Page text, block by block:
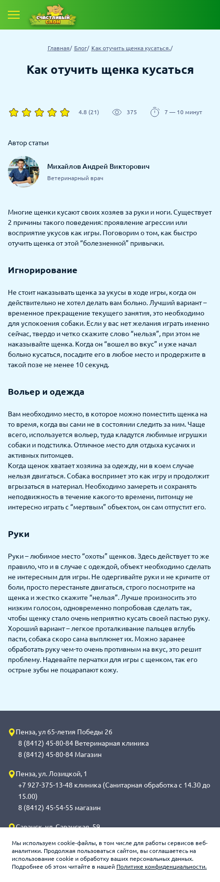
Мы используем cookie-файлы, в том числе для работы сервисов веб-
аналитики. Продолжая пользоваться сайтом, вы соглашаетесь на
использование cookie и обработку ваших персональных данных.
Подробнее об этом читайте в нашей Политике конфиденциальности.
Главная Блог Как отучить щенка кусаться.
Как отучить щенка кусаться
4.8 (21) 375 7 — 10 минут
Автор статьи
Михайлов Андрей Викторович
Ветеринарный врач
Многие щенки кусают своих хозяев за руки и ноги. Существует
2 причины такого поведения: проявление агрессии или
восприятие укусов как игры. Поговорим о том, как быстро
отучить щенка от этой “болезненной” привычки.
Игнорирование
Не стоит наказывать щенка за укусы в ходе игры, когда он
действительно не хотел делать вам больно. Лучший вариант –
временное прекращение текущего занятия, это необходимо
для успокоения собаки. Если у вас нет желания играть именно
сейчас, твердо и четко скажите слово “нельзя”, при этом не
наказывайте щенка. Когда он “вошел во вкус” и уже начал
больно кусаться, посадите его в любое место и продержите в
такой позе не менее 10 секунд.
Вольер и одежда
Вам необходимо место, в которое можно поместить щенка на
то время, когда вы сами не в состоянии следить за ним. Чаще
всего, используется вольер, туда кладутся любимые игрушки
собаки и подстилка. Отличное место для отдыха кусачих и
активных питомцев.
Когда щенок хватает хозяина за одежду, ни в коем случае
нельзя двигаться. Собака воспримет это как игру и продолжит
вгрызаться в материал. Необходимо замереть и сохранять
неподвижность в течение какого-то времени, питомцу не
интересно играть с “мертвым” объектом, он сам отпустит его.
Руки
Руки – любимое место “охоты” щенков. Здесь действует то же
правило, что и в случае с одеждой, объект необходимо сделать
не интересным для игры. Не одергивайте руки и не кричите от
боли, просто перестаньте двигаться, строго посмотрите на
щенка и жестко скажите “нельзя”. Лучше произносить это
низким голосом, одновременно попробовав сделать так,
чтобы щенку стало очень неприятно кусать своей пастью руку.
Хороший вариант – легкое проталкивание пальцев вглубь
пасти, собака скоро сама выплюнет их. Можно заранее
обработать руку чем-то очень противным на вкус, это решит
проблему. Надевайте перчатки для игры с щенком, так его
острые зубы не поцарапают кожу.
Пенза, ул 65-летия Победы 26
8 (8412) 45-80-84 Ветеринарная клиника
8 (8412) 45-80-84 Магазин
Пенза, ул. Лозицкой, 1
+7 927-375-13-48 клиника (Санитарная обработка с 14.30 до
15.00)
8 (8412) 45-54-55 магазин
Саранск, ул. Саранская, 59
обработка с 14.00 до 14.30)
8 (8342) 272-275 магазин